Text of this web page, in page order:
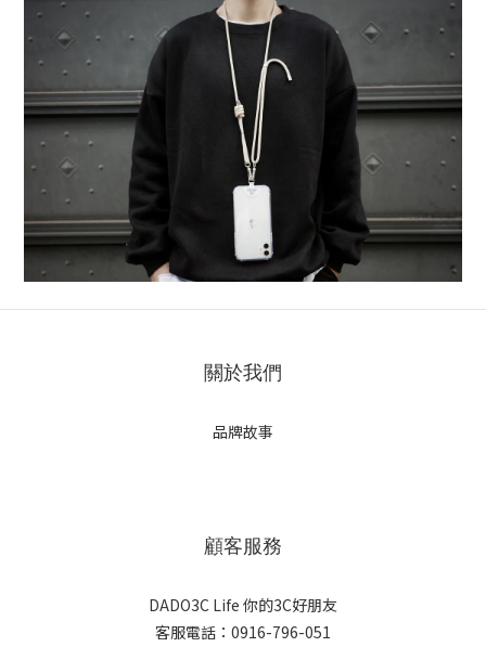
關於我們
品牌故事
顧客服務
DADO3C Life 你的3C好朋友
客服電話：0916-796-051